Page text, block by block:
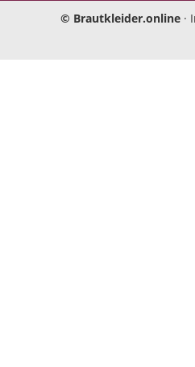
© Brautkleider.online ·
Einwilligungen